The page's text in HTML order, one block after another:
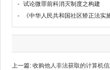
试论微罪前科消灭制度之构建
《中华人民共和国社区矫正法实
上一篇: 收购他人非法获取的计算机